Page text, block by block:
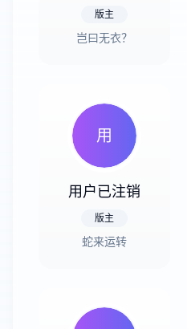
版主
岂曰无衣？
用
用户已注销
版主
蛇来运转